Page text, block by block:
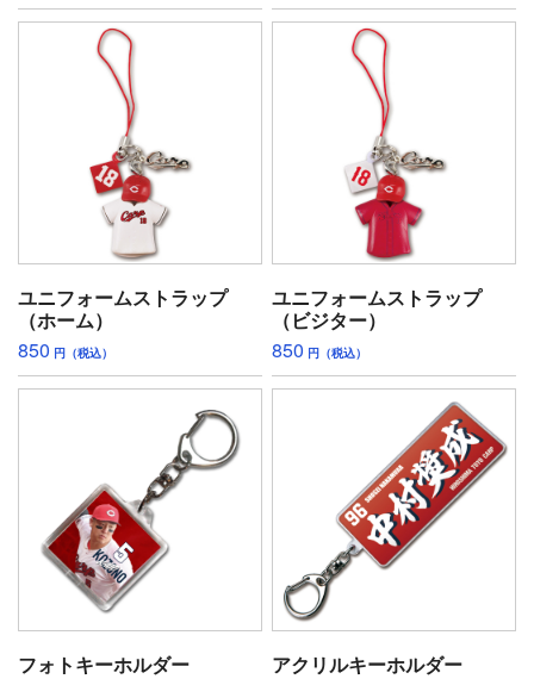
ユニフォームストラップ
（ホーム）
850 円（税込）
ユニフォームストラップ
（ビジター）
850 円（税込）
フォトキーホルダー
アクリルキーホルダー